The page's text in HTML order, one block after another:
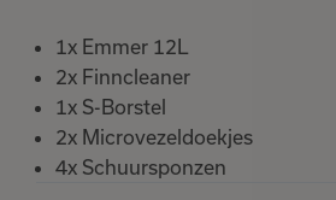
1x Emmer 12L
2x Finncleaner
1x S-Borstel
2x Microvezeldoekjes
4x Schuursponzen